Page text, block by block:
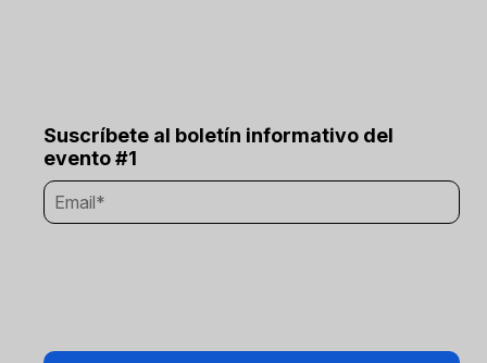
Suscríbete al boletín informativo del
evento #1